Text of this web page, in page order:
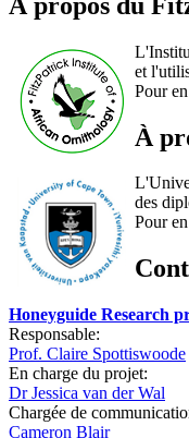
et
Pour
À
des
Pour
Honeyguide Research
Responsable:
Prof. Claire Spottiswoode
En charge du projet:
Dr Jessica van der Wal
Chargée de
Cameron Blair